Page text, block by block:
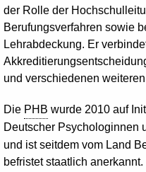
der Rolle der
Berufungsverfahren sowie
Lehrabdeckung. Er
und verschiedenen
Die PHB wurde 2010 auf
Deutscher Psychologinnen
und ist seitdem vom Land
befristet staatlich